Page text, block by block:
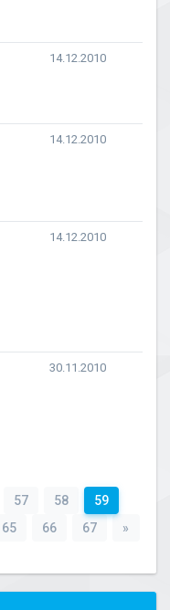
14.12.2010
14.12.2010
14.12.2010
30.11.2010
57 58
59
65 66 67 »